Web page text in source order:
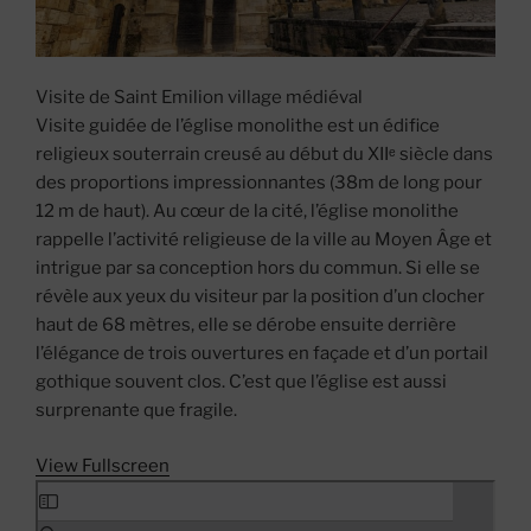
Visite de Saint Emilion village médiéval
Visite guidée de l’église monolithe est un édifice
religieux souterrain creusé au début du XIIᵉ siècle dans
des proportions impressionnantes (38m de long pour
12 m de haut). Au cœur de la cité, l’église monolithe
rappelle l’activité religieuse de la ville au Moyen Âge et
intrigue par sa conception hors du commun. Si elle se
révèle aux yeux du visiteur par la position d’un clocher
haut de 68 mètres, elle se dérobe ensuite derrière
l’élégance de trois ouvertures en façade et d’un portail
gothique souvent clos. C’est que l’église est aussi
surprenante que fragile.
View Fullscreen
Skip
to